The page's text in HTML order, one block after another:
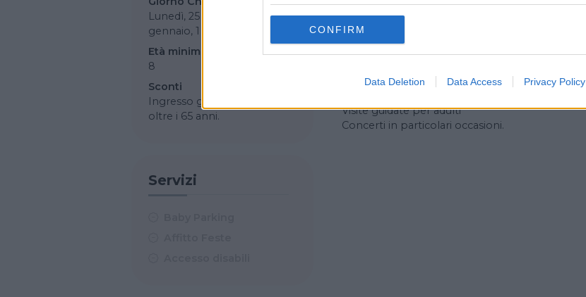
CONFIRM
Data Deletion Data Access Privacy Policy
Lunedì, 25 dicembre, 1
gennaio, 1 maggio
Età minima
8
Sconti
Ingresso gratuito sotto i 18 e
oltre i 65 anni.
Servizi
guidate per tutte le scuole di ogni ordine e
Visite guidate per adulti
Concerti in particolari occasioni.